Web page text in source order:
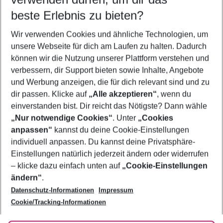
5-8 Nächte
2 Erwachsene Keine Kinder
Mehr Filter anzeigen
Footer
Footer navigation
Über uns
AGB
Bestpreisgarantie
Cookie-Einstellungen ändern
Cookie-Richtlinie
Agenturbetreuung
Barrierefreies Reisen
Folge uns
beste Erlebnis zu bieten?
Wir verwenden Cookies und ähnliche Technologien, um
unsere Webseite für dich am Laufen zu halten. Dadurch
können wir die Nutzung unserer Plattform verstehen und
verbessern, dir Support bieten sowie Inhalte, Angebote
und Werbung anzeigen, die für dich relevant sind und zu
dir passen. Klicke auf „Alle akzeptieren“, wenn du
einverstanden bist. Dir reicht das Nötigste? Dann wähle
„Nur notwendige Cookies“. Unter „Cookies
anpassen“ kannst du deine Cookie-Einstellungen
individuell anpassen. Du kannst deine Privatsphäre-
Einstellungen natürlich jederzeit ändern oder widerrufen
– klicke dazu einfach unten auf „Cookie-Einstellungen
ändern“.
Datenschutz-Informationen
Impressum
Cookie/Tracking-Informationen